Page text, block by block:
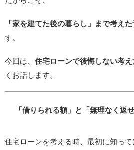
「家を建てた後の暮らし」まで考え
す。
今回は、 住宅ローンで後悔しない考え
くお話します。
「借りられる額」と「無理なく返
住宅ローンを考える時、最初に知って